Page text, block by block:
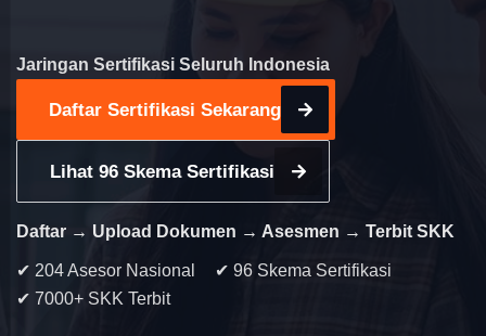
Jaringan Sertifikasi Seluruh Indonesia
Daftar Sertifikasi Sekarang
Lihat 96 Skema Sertifikasi
Daftar → Upload Dokumen → Asesmen → Terbit SKK
✔ 204 Asesor Nasional
✔ 96 Skema Sertifikasi
✔ 7000+ SKK Terbit